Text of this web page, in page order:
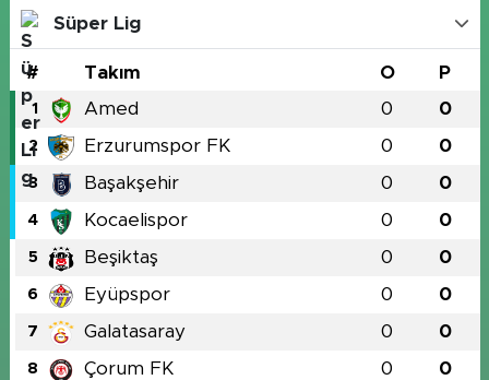
Süper Lig
# Takım O P
1 Amed 0 0
2 Erzurumspor FK 0 0
3 Başakşehir 0 0
4 Kocaelispor 0 0
5 Beşiktaş 0 0
6 Eyüpspor 0 0
7 Galatasaray 0 0
8 Çorum FK 0 0